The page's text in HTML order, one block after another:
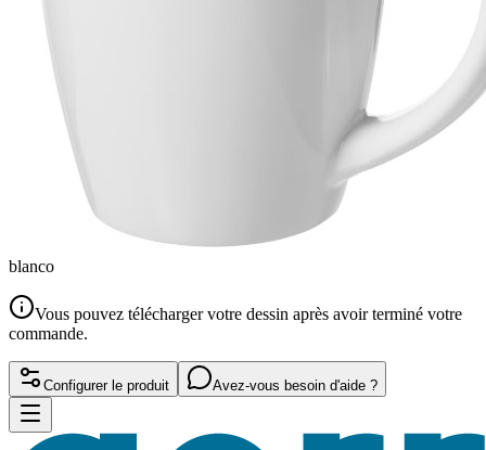
blanco
Vous pouvez télécharger votre dessin après avoir terminé votre
commande.
Configurer le produit Avez-vous besoin d'aide ?